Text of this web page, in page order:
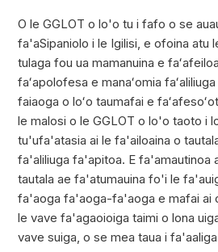
O le GGLOT o lo'o tu i fafo o se
fa'aSipaniolo i le Igilisi, e ofoina atu
tulaga fou ua mamanuina e
faʻapolofesa e manaʻomia
faiaoga o loʻo taumafai e
le malosi o le GGLOT o lo'o taoto i
tu'ufa'atasia ai le fa'ailoaina o
fa'aliliuga fa'apitoa. E fa'amautinoa
tautala ae fa'atumauina fo'i le
fa'aoga fa'aoga-fa'aoga e mafai ai
le vave fa'agaoioiga taimi o lona
vave suiga, o se mea taua i